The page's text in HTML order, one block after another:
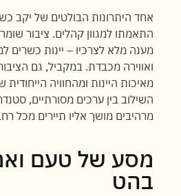
אחד היתרונות הבולטים של יקב
התאמתו למגוון קהלים. ציבור
מענה מלא לצרכיו – יינות כשרים
ואווירה מכבדת. במקביל, גם
מאיכות היינות ומהחוויה
השילוב בין ערכים מסורתיים,
מרהיבים מושך אליו תיירים מכל
מסע של טעם
בהט